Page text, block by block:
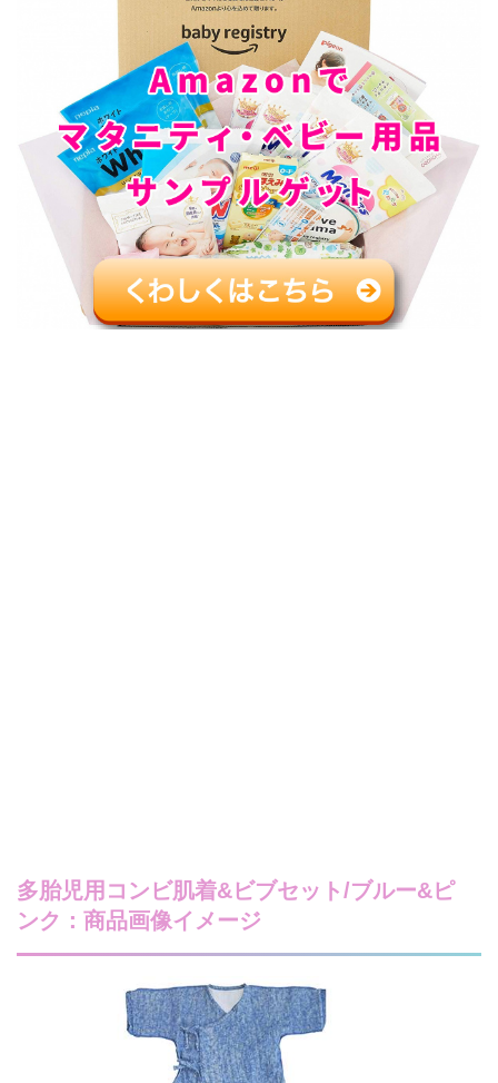
多胎児用コンビ肌着&ビブセット/ブルー&ピ
ンク：商品画像イメージ